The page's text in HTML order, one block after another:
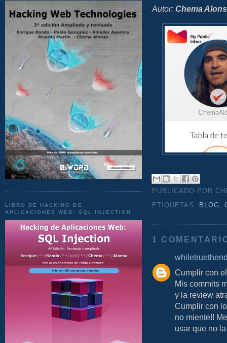
LIBRO DE HACKING DE
APLICACIONES WEB: SQL INJECTION
Autor: Chema
PUBLICADO POR
ETIQUETAS:
BLOG ,
1
Cumplir con
Mis commits
y la review
Cumplir con
no miente!!
usar que no